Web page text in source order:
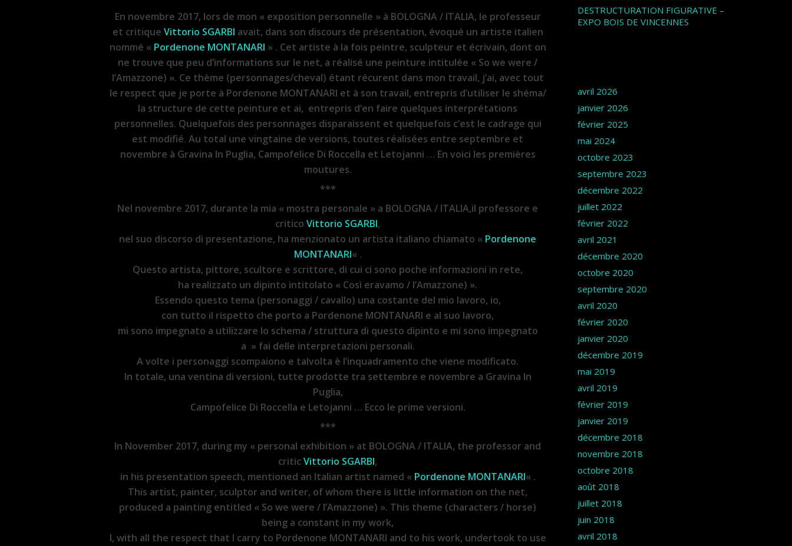
En novembre 2017, lors de mon « exposition personnelle » à BOLOGNA / ITALIA, le professeur
et critique Vittorio SGARBI avait, dans son discours de présentation, évoqué un artiste italien
nommé « Pordenone MONTANARI » . Cet artiste à la fois peintre, sculpteur et écrivain, dont on
ne trouve que peu d’informations sur le net, a réalisé une peinture intitulée « So we were /
l’Amazzone) ». Ce thème (personnages/cheval) étant récurent dans mon travail, j’ai, avec tout
le respect que je porte à Pordenone MONTANARI et à son travail, entrepris d’utiliser le shéma/
la structure de cette peinture et ai, entrepris d’en faire quelques interprétations
personnelles. Quelquefois des personnages disparaissent et quelquefois c’est le cadrage qui
est modifié. Au total une vingtaine de versions, toutes réalisées entre septembre et
novembre à Gravina In Puglia, Campofelice Di Roccella et Letojanni … En voici les premières
moutures.
***
Nel novembre 2017, durante la mia « mostra personale » a BOLOGNA / ITALIA,il professore e
criticoVittorio SGARBI,
nel suo discorso di presentazione, ha menzionato un artista italiano chiamato « Pordenone
MONTANARI« .
Questo artista, pittore, scultore e scrittore, di cui ci sono poche informazioni in rete,
ha realizzato un dipinto intitolato « Così eravamo / l’Amazzone) ».
Essendo questo tema (personaggi / cavallo) una costante del mio lavoro, io,
con tutto il rispetto che porto a Pordenone MONTANARI e al suo lavoro,
mi sono impegnato a utilizzare lo schema / struttura di questo dipinto e mi sono impegnato
a » fai delle interpretazioni personali.
A volte i personaggi scompaiono e talvolta è l’inquadramento che viene modificato.
In totale, una ventina di versioni, tutte prodotte tra settembre e novembre a Gravina In
Puglia,
Campofelice Di Roccella e Letojanni … Ecco le prime versioni.
***
In November 2017, during my « personal exhibition » at BOLOGNA / ITALIA, the professor and
criticVittorio SGARBI,
in his presentation speech, mentioned an Italian artist named « Pordenone MONTANARI« .
This artist, painter, sculptor and writer, of whom there is little information on the net,
produced a painting entitled « So we were / l’Amazzone) ». This theme (characters / horse)
being a constant in my work,
I, with all the respect that I carry to Pordenone MONTANARI and to his work, undertook to use
DESTRUCTURATION FIGURATIVE –
EXPO BOIS DE VINCENNES
avril 2026
janvier 2026
février 2025
mai 2024
octobre 2023
septembre 2023
décembre 2022
juillet 2022
février 2022
avril 2021
décembre 2020
octobre 2020
septembre 2020
avril 2020
février 2020
janvier 2020
décembre 2019
mai 2019
avril 2019
février 2019
janvier 2019
décembre 2018
novembre 2018
octobre 2018
août 2018
juillet 2018
juin 2018
avril 2018